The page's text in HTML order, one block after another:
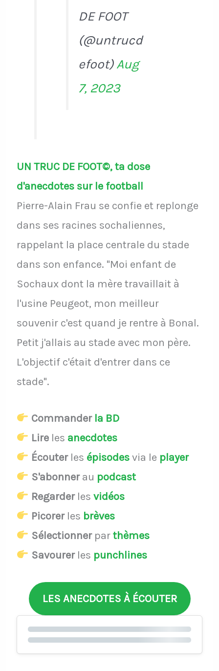
DE FOOT
(@untrucd
efoot)Aug
7, 2023
UN TRUC DE FOOT©, ta dose
d'anecdotes sur le football
Pierre-Alain Frau se confie et replonge
dans ses racines sochaliennes,
rappelant la place centrale du stade
dans son enfance. "Moi enfant de
Sochaux dont la mère travaillait à
l'usine Peugeot, mon meilleur
souvenir c'est quand je rentre à Bonal.
Petit j'allais au stade avec mon père.
L'objectif c'était d'entrer dans ce
stade".
Commander la BD
Lireles anecdotes
Écouterles épisodesvia le player
S'abonnerau podcast
Regarderles vidéos
Picorerles brèves
Sélectionnerparthèmes
Savourerles punchlines
LES ANECDOTES À ÉCOUTER